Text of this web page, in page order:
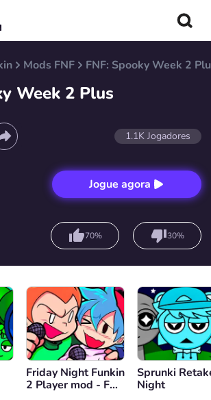
Mods FNF FNF: Spooky Week 2
Week 2 Plus
1.1K Jogadores
Jogue agora
70% 30%
Friday Night Funkin
2 Player mod - FNF
Sprunki
Night